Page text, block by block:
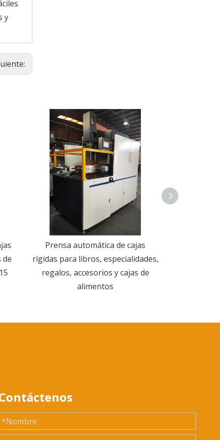
y
de
Prensa automática de cajas
rígidas para libros, especialidades,
regalos, accesorios y cajas de
alimentos